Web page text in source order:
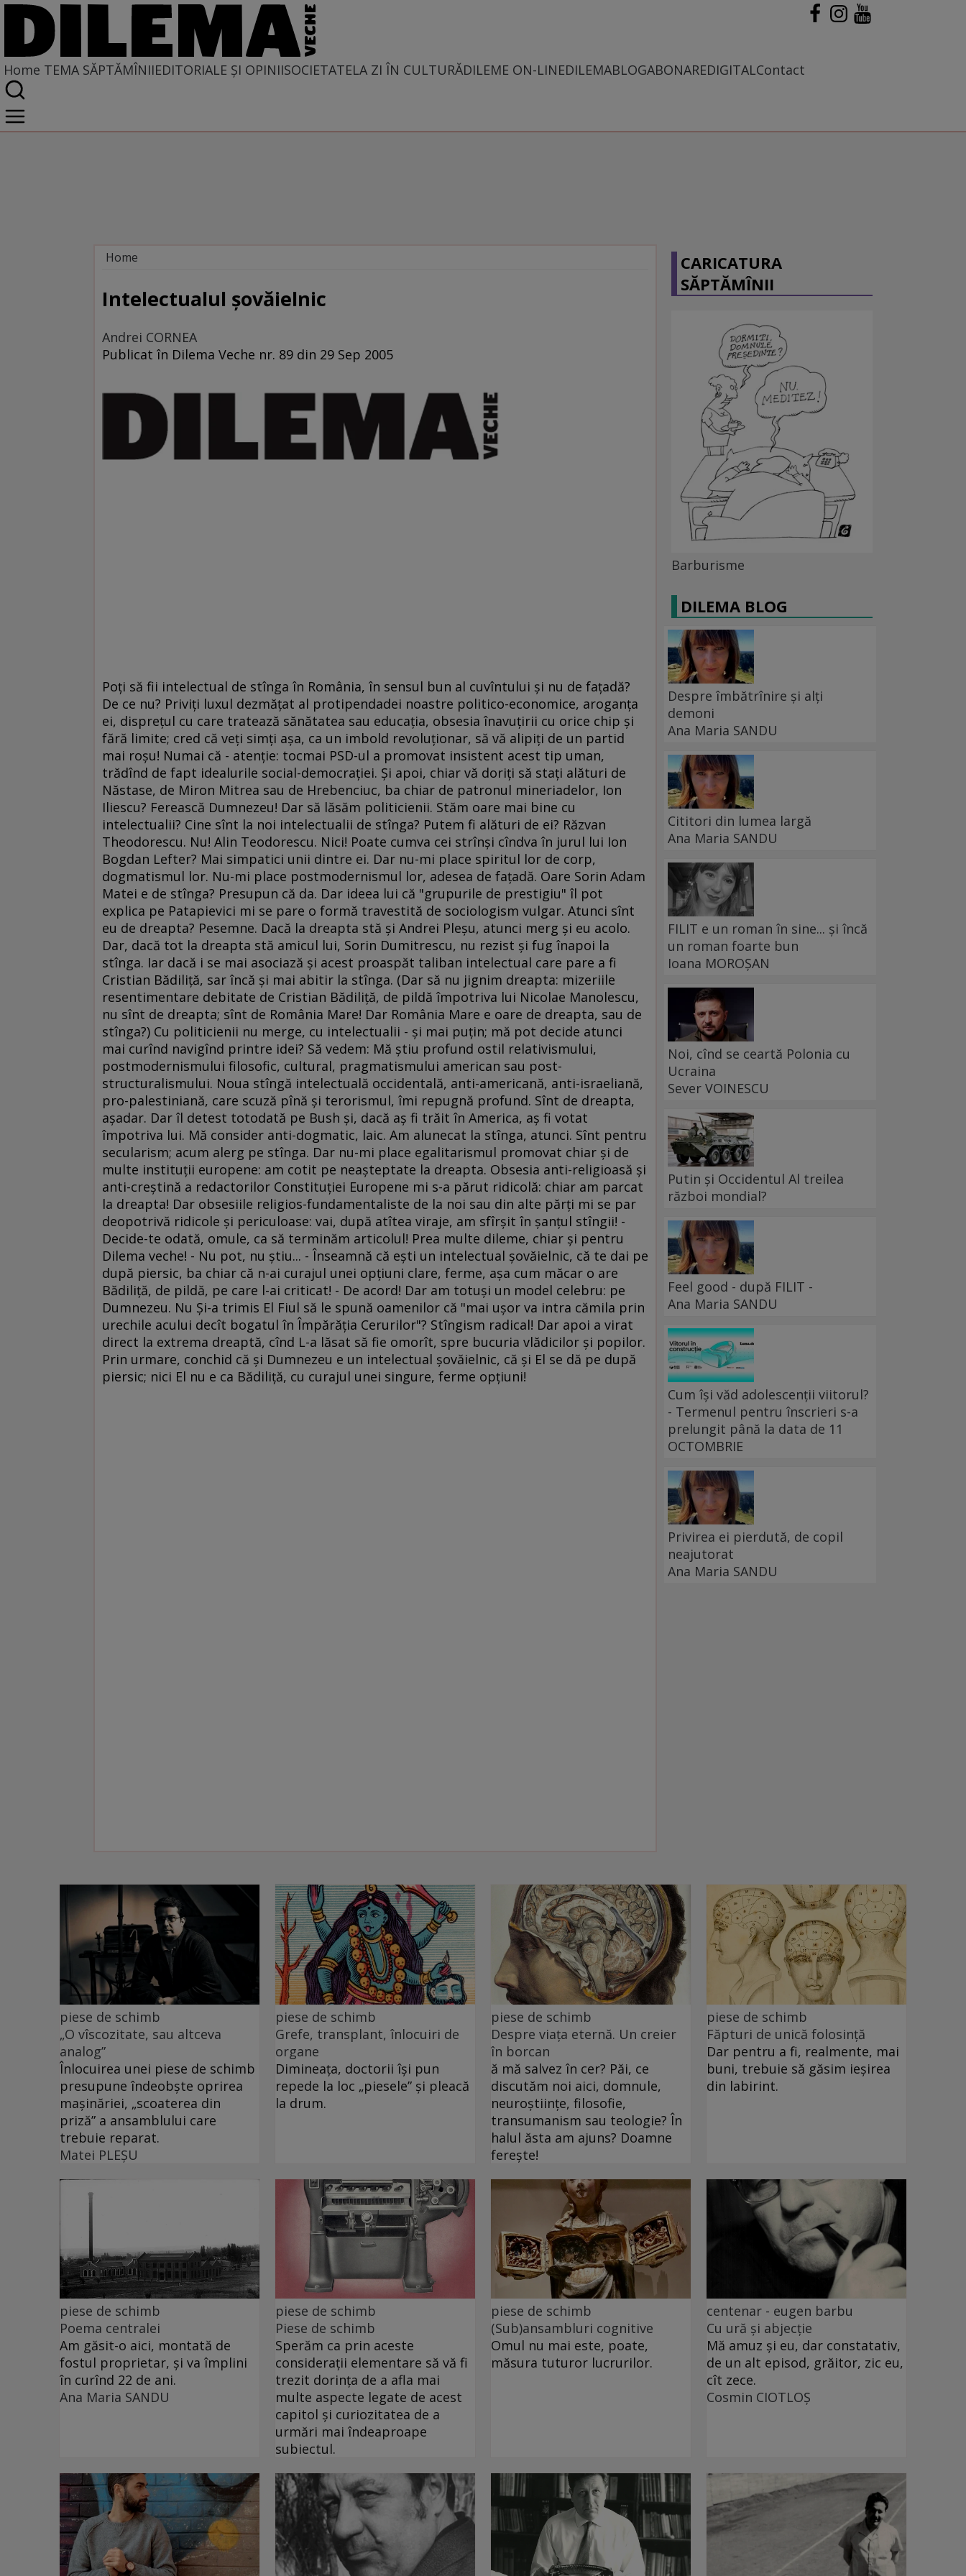
Home TEMA SĂPTĂMÎNIIEDITORIALE ȘI OPINIISOCIETATELA ZI ÎN CULTURĂDILEME ON-LINEDILEMABLOGABONAREDIGITALContact
Home
Intelectualul şovăielnic
Andrei CORNEA
Publicat în Dilema Veche nr. 89 din 29 Sep 2005
Poţi să fii intelectual de stînga în România, în sensul bun al cuvîntului şi nu de faţadă?
De ce nu? Priviţi luxul dezmăţat al protipendadei noastre politico-economice, aroganţa
ei, dispreţul cu care tratează sănătatea sau educaţia, obsesia înavuţirii cu orice chip şi
fără limite; cred că veţi simţi aşa, ca un imbold revoluţionar, să vă alipiţi de un partid
mai roşu! Numai că - atenţie: tocmai PSD-ul a promovat insistent acest tip uman,
trădînd de fapt idealurile social-democraţiei. Şi apoi, chiar vă doriţi să staţi alături de
Năstase, de Miron Mitrea sau de Hrebenciuc, ba chiar de patronul mineriadelor, Ion
Iliescu? Ferească Dumnezeu! Dar să lăsăm politicienii. Stăm oare mai bine cu
intelectualii? Cine sînt la noi intelectualii de stînga? Putem fi alături de ei? Răzvan
Theodorescu. Nu! Alin Teodorescu. Nici! Poate cumva cei strînşi cîndva în jurul lui Ion
Bogdan Lefter? Mai simpatici unii dintre ei. Dar nu-mi place spiritul lor de corp,
dogmatismul lor. Nu-mi place postmodernismul lor, adesea de faţadă. Oare Sorin Adam
Matei e de stînga? Presupun că da. Dar ideea lui că "grupurile de prestigiu" îl pot
explica pe Patapievici mi se pare o formă travestită de sociologism vulgar. Atunci sînt
eu de dreapta? Pesemne. Dacă la dreapta stă şi Andrei Pleşu, atunci merg şi eu acolo.
Dar, dacă tot la dreapta stă amicul lui, Sorin Dumitrescu, nu rezist şi fug înapoi la
stînga. Iar dacă i se mai asociază şi acest proaspăt taliban intelectual care pare a fi
Cristian Bădiliţă, sar încă şi mai abitir la stînga. (Dar să nu jignim dreapta: mizeriile
resentimentare debitate de Cristian Bădiliţă, de pildă împotriva lui Nicolae Manolescu,
nu sînt de dreapta; sînt de România Mare! Dar România Mare e oare de dreapta, sau de
stînga?) Cu politicienii nu merge, cu intelectualii - şi mai puţin; mă pot decide atunci
mai curînd navigînd printre idei? Să vedem: Mă ştiu profund ostil relativismului,
postmodernismului filosofic, cultural, pragmatismului american sau post-
structuralismului. Noua stîngă intelectuală occidentală, anti-americană, anti-israeliană,
pro-palestiniană, care scuză pînă şi terorismul, îmi repugnă profund. Sînt de dreapta,
aşadar. Dar îl detest totodată pe Bush şi, dacă aş fi trăit în America, aş fi votat
împotriva lui. Mă consider anti-dogmatic, laic. Am alunecat la stînga, atunci. Sînt pentru
secularism; acum alerg pe stînga. Dar nu-mi place egalitarismul promovat chiar şi de
multe instituţii europene: am cotit pe neaşteptate la dreapta. Obsesia anti-religioasă şi
anti-creştină a redactorilor Constituţiei Europene mi s-a părut ridicolă: chiar am parcat
la dreapta! Dar obsesiile religios-fundamentaliste de la noi sau din alte părţi mi se par
deopotrivă ridicole şi periculoase: vai, după atîtea viraje, am sfîrşit în şanţul stîngii! -
Decide-te odată, omule, ca să terminăm articolul! Prea multe dileme, chiar şi pentru
Dilema veche! - Nu pot, nu ştiu... - Înseamnă că eşti un intelectual şovăielnic, că te dai pe
după piersic, ba chiar că n-ai curajul unei opţiuni clare, ferme, aşa cum măcar o are
Bădiliţă, de pildă, pe care l-ai criticat! - De acord! Dar am totuşi un model celebru: pe
Dumnezeu. Nu Şi-a trimis El Fiul să le spună oamenilor că "mai uşor va intra cămila prin
urechile acului decît bogatul în Împărăţia Cerurilor"? Stîngism radical! Dar apoi a virat
direct la extrema dreaptă, cînd L-a lăsat să fie omorît, spre bucuria vlădicilor şi popilor.
Prin urmare, conchid că şi Dumnezeu e un intelectual şovăielnic, că şi El se dă pe după
piersic; nici El nu e ca Bădiliţă, cu curajul unei singure, ferme opţiuni!
CARICATURA
SĂPTĂMÎNII
Barburisme
DILEMA BLOG
Despre îmbătrînire și alți
demoni
Ana Maria SANDU
Cititori din lumea largă
Ana Maria SANDU
FILIT e un roman în sine... și încă
un roman foarte bun
Ioana MOROȘAN
Noi, cînd se ceartă Polonia cu
Ucraina
Sever VOINESCU
Putin și Occidentul Al treilea
război mondial?
Feel good - după FILIT -
Ana Maria SANDU
Cum își văd adolescenții viitorul?
- Termenul pentru înscrieri s-a
prelungit până la data de 11
OCTOMBRIE
Privirea ei pierdută, de copil
neajutorat
Ana Maria SANDU
piese de schimb
„O vîscozitate, sau altceva
analog”
Înlocuirea unei piese de schimb
presupune îndeobște oprirea
mașinăriei, „scoaterea din
priză” a ansamblului care
trebuie reparat.
Matei PLEŞU
piese de schimb
Grefe, transplant, înlocuiri de
organe
Dimineața, doctorii își pun
repede la loc „piesele” și pleacă
la drum.
piese de schimb
Despre viața eternă. Un creier
în borcan
ă mă salvez în cer? Păi, ce
discutăm noi aici, domnule,
neuroștiințe, filosofie,
transumanism sau teologie? În
halul ăsta am ajuns? Doamne
ferește!
piese de schimb
Făpturi de unică folosință
Dar pentru a fi, realmente, mai
buni, trebuie să găsim ieșirea
din labirint.
piese de schimb
Poema centralei
Am găsit-o aici, montată de
fostul proprietar, și va împlini
în curînd 22 de ani.
Ana Maria SANDU
piese de schimb
Piese de schimb
Sperăm ca prin aceste
considerații elementare să vă fi
trezit dorința de a afla mai
multe aspecte legate de acest
capitol și curiozitatea de a
urmări mai îndeaproape
subiectul.
piese de schimb
(Sub)ansambluri cognitive
Omul nu mai este, poate,
măsura tuturor lucrurilor.
centenar - eugen barbu
Cu ură și abjecție
Mă amuz și eu, dar constatativ,
de un alt episod, grăitor, zic eu,
cît zece.
Cosmin CIOTLOŞ